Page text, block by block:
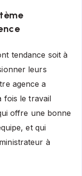
tendance soit à
leurs
agence a
fois le travail
offre une bonne
et qui
à